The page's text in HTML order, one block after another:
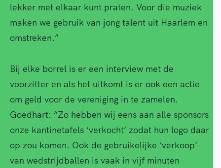
lekker met elkaar kunt praten. Voor die muziek
maken we gebruik van jong talent uit Haarlem en
omstreken.”
Bij elke borrel is er een interview met de
voorzitter en als het uitkomt is er ook een actie
om geld voor de vereniging in te zamelen.
Goedhart: “Zo hebben wij eens aan alle sponsors
onze kantinetafels ‘verkocht’ zodat hun logo daar
op zou komen. Ook de gebruikelijke ‘verkoop’
van wedstrijdballen is vaak in vijf minuten